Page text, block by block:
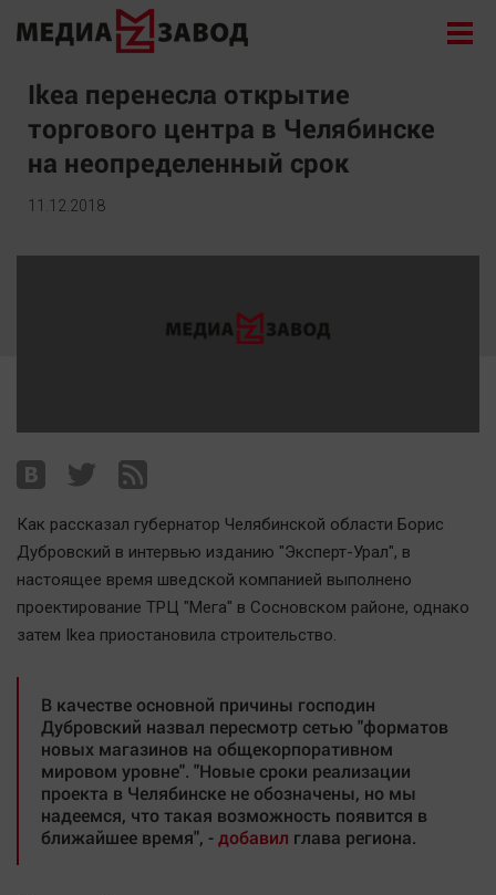
Новости
Экономика
Происшествия
Общество
Архив
Наша победа
Общество
Политика
Экономика
Происшествия
Здоровье
Культура
Курилка
Мнения
Спорт
Ikea перенесла открытие
торгового центра в Челябинске
на неопределенный срок
11.12.2018
Как рассказал губернатор Челябинской области Борис
Дубровский в интервью изданию "Эксперт-Урал", в
настоящее время шведской компанией выполнено
проектирование ТРЦ "Мега" в Сосновском районе, однако
затем Ikea приостановила строительство.
В качестве основной причины господин
Дубровский назвал пересмотр сетью "форматов
новых магазинов на общекорпоративном
мировом уровне". "Новые сроки реализации
проекта в Челябинске не обозначены, но мы
надеемся, что такая возможность появится в
ближайшее время", -добавил глава региона.